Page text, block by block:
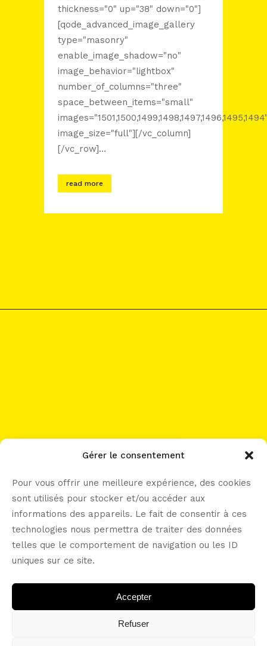
Gérer le consentement
Pour vous offrir une meilleure expérience, des cookies
sont utilisés pour stocker et/ou accéder aux
informations des appareils. Le fait de consentir à ces
technologies nous permettra de traiter des données
telles que le comportement de navigation ou les ID
uniques sur ce site.
Accepter
Refuser
thickness="0" up="38" down="0"]
[qode_advanced_image_gallery
type="masonry"
enable_image_shadow="no"
image_behavior="lightbox"
number_of_columns="three"
space_between_items="small"
image_size="full"][/vc_column]
[/vc_row]...
read more
work with me?